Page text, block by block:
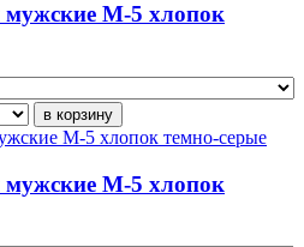
М-5 хлопок
М-5 хлопок